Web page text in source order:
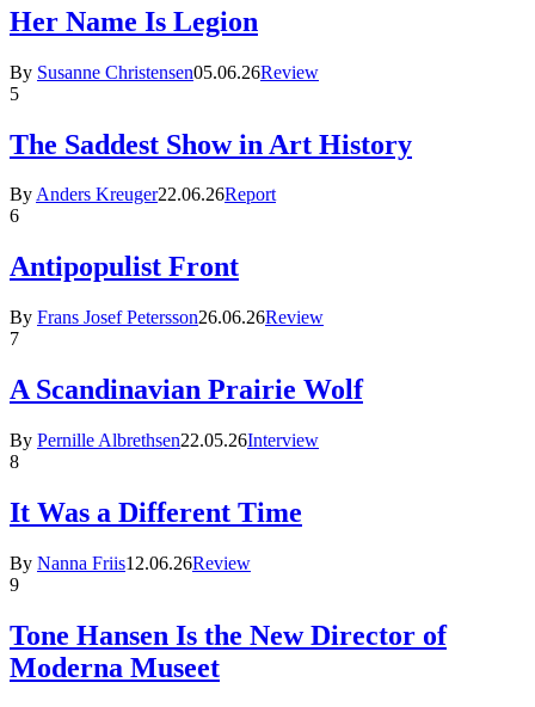
Her Name Is Legion
By Susanne Christensen05.06.26Review
5
The Saddest Show in Art History
ByAnders Kreuger22.06.26Report
6
Antipopulist Front
By Frans Josef Petersson26.06.26Review
7
A Scandinavian Prairie Wolf
By Pernille Albrethsen22.05.26Interview
8
It Was a Different Time
By Nanna Friis12.06.26Review
9
Tone Hansen Is the New Director of
Moderna Museet